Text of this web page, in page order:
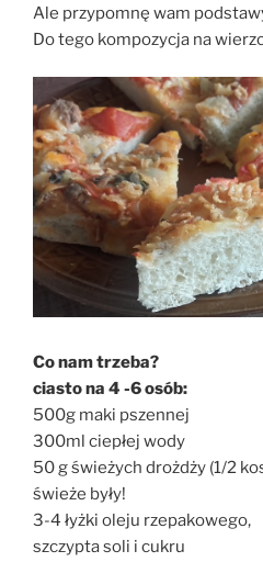
Ale przypomnę wam
Do tego kompozycja na
Co nam trzeba?
ciasto na 4 -6 osób:
500g maki pszennej
300ml ciepłej wody
50 g świeżych drożdży (1/2
świeże były!
3-4 łyżki oleju rzepakowego,
szczypta soli i cukru